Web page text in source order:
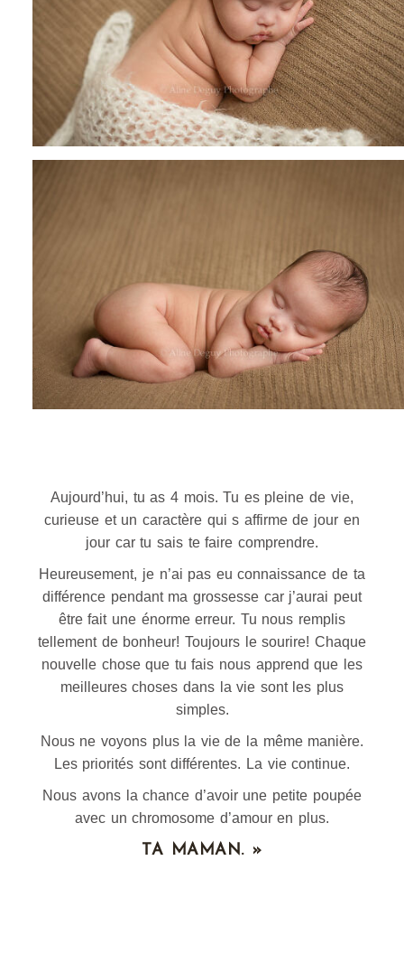
Aujourd’hui, tu as 4 mois. Tu es pleine de vie,
curieuse et un caractère qui s affirme de jour en
jour car tu sais te faire comprendre.
Heureusement, je n’ai pas eu connaissance de ta
différence pendant ma grossesse car j’aurai peut
être fait une énorme erreur. Tu nous remplis
tellement de bonheur! Toujours le sourire! Chaque
nouvelle chose que tu fais nous apprend que les
meilleures choses dans la vie sont les plus
simples.
Nous ne voyons plus la vie de la même manière.
Les priorités sont différentes. La vie continue.
Nous avons la chance d’avoir une petite poupée
avec un chromosome d’amour en plus.
TA MAMAN. »